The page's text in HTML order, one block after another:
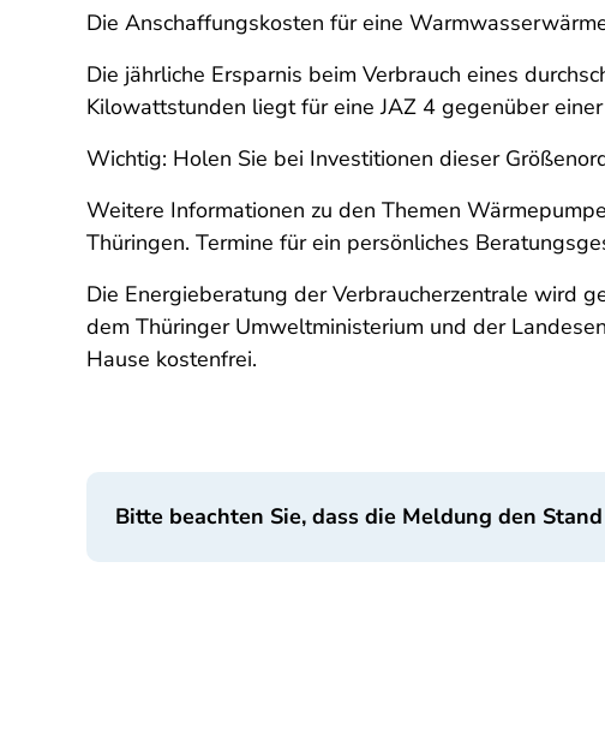
Die Anschaffungskosten für eine
Die jährliche Ersparnis beim Verbrauch eines
Kilowattstunden liegt für eine JAZ 4 gegenüber
Wichtig: Holen Sie bei Investitionen dieser
Weitere Informationen zu den Themen
Thüringen. Termine für ein persönliches
Die Energieberatung der Verbraucherzentrale wird
dem Thüringer Umweltministerium und der
Hause kostenfrei.
Bitte beachten Sie, dass die Meldung den